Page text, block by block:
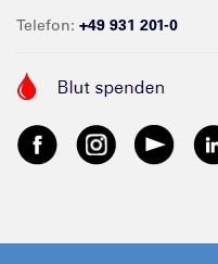
Telefon: +49 931 201-0